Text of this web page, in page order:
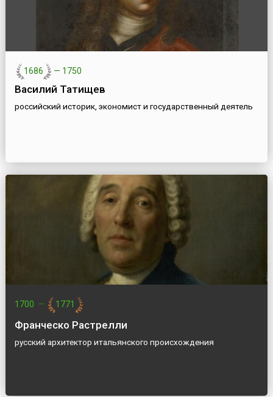
1686 — 1750
Василий Татищев
российский историк, экономист и государственный деятель
1700 — 1771
Франческо Растрелли
русский архитектор итальянского происхождения